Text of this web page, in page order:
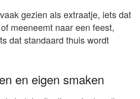
gezien als extraatje, iets dat
meeneemt naar een feest,
dat standaard thuis wordt
en eigen smaken